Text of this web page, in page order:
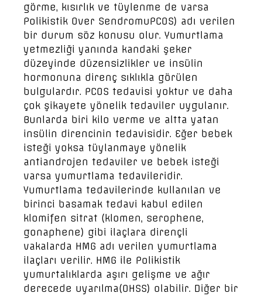
görme, kısırlık ve tüylenme de varsa
Polikistik Over SendromuPCOS) adı verilen
bir durum söz konusu olur. Yumurtlama
yetmezliği yanında kandaki şeker
düzeyinde düzensizlikler ve insülin
hormonuna direnç sıklıkla görülen
bulgulardır. PCOS tedavisi yoktur ve daha
çok şikayete yönelik tedaviler uygulanır.
Bunlarda biri kilo verme ve altta yatan
insülin direncinin tedavisidir. Eğer bebek
isteği yoksa tüylanmaye yönelik
antiandrojen tedaviler ve bebek isteği
varsa yumurtlama tedavileridir.
Yumurtlama tedavilerinde kullanılan ve
birinci basamak tedavi kabul edilen
klomifen sitrat (klomen, serophene,
gonaphene) gibi ilaçlara dirençli
vakalarda HMG adı verilen yumurtlama
ilaçları verilir. HMG ile Polikistik
yumurtalıklarda aşırı gelişme ve ağır
derecede uyarılma(OHSS) olabilir. Diğer bir